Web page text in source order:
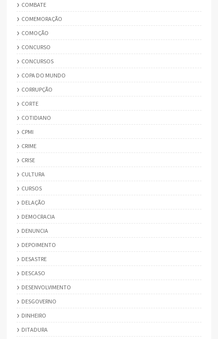
COMBATE
COMEMORAÇÃO
COMOÇÃO
CONCURSO
CONCURSOS
COPA DO MUNDO
CORRUPÇÃO
CORTE
COTIDIANO
CPMI
CRIME
CRISE
CULTURA
CURSOS
DELAÇÃO
DEMOCRACIA
DENUNCIA
DEPOIMENTO
DESASTRE
DESCASO
DESENVOLVIMENTO
DESGOVERNO
DINHEIRO
DITADURA